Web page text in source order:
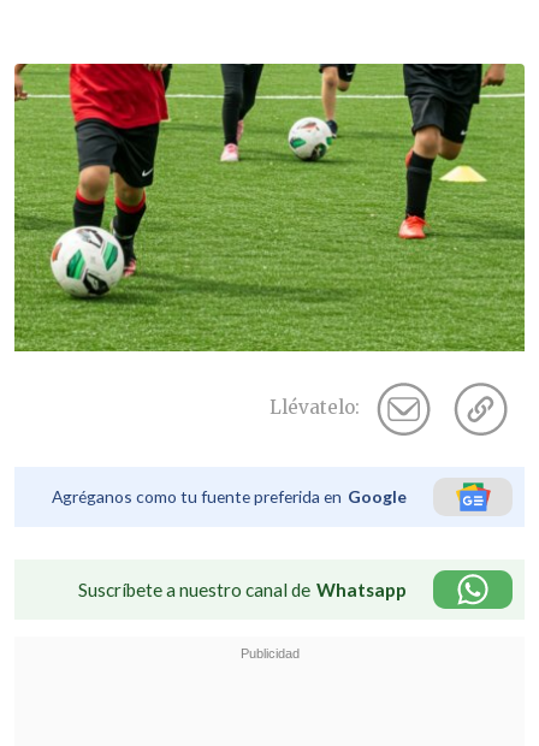
Llévatelo:
Agréganos como tu fuente preferida en Google
Suscríbete a nuestro canal de Whatsapp